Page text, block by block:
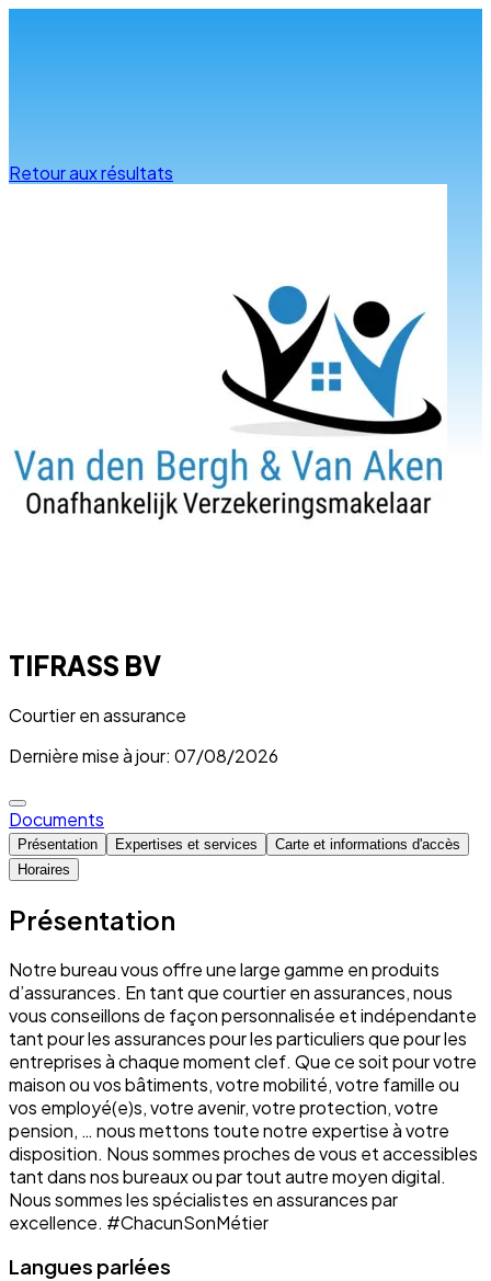
Retour aux résultats
TIFRASS BV
Courtier en assurance
Dernière mise à jour: 07/08/2026
Documents
Présentation Expertises et services
Carte et informations d'accès
Horaires
Présentation
Notre bureau vous offre une large gamme en produits
d’assurances. En tant que courtier en assurances, nous
vous conseillons de façon personnalisée et indépendante
tant pour les assurances pour les particuliers que pour les
entreprises à chaque moment clef. Que ce soit pour votre
maison ou vos bâtiments, votre mobilité, votre famille ou
vos employé(e)s, votre avenir, votre protection, votre
pension, … nous mettons toute notre expertise à votre
disposition. Nous sommes proches de vous et accessibles
tant dans nos bureaux ou par tout autre moyen digital.
Nous sommes les spécialistes en assurances par
excellence. #ChacunSonMétier
Langues parlées